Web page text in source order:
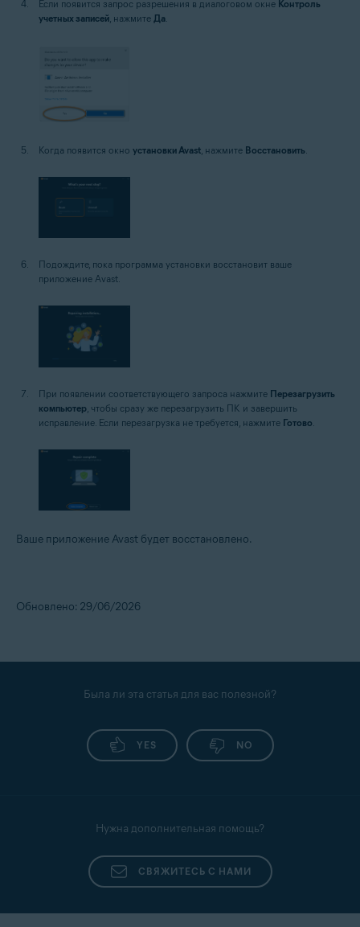
Если появится запрос разрешения в диалоговом окне Контроль
учетных записей, нажмите Да.
Когда появится окно установки Avast, нажмите Восстановить.
Подождите, пока программа установки восстановит ваше
приложение Avast.
При появлении соответствующего запроса нажмите Перезагрузить
компьютер , чтобы сразу же перезагрузить ПК и завершить
исправление. Если перезагрузка не требуется, нажмите Готово
Ваше приложение Avast будет восстановлено.
Обновлено: 29/06/2026
Была ли эта статья для вас полезной?
YES NO
Нужна дополнительная помощь?
СВЯЖИТЕСЬ С НАМИ